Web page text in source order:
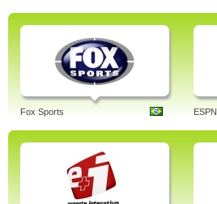
Fox Sports ESPN